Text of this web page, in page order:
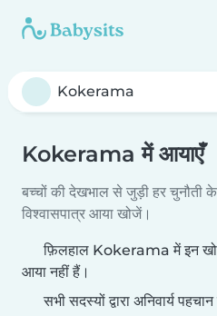
Kokerama में आयाएँ
बच्चों की देखभाल से जुड़ी हर चुनौती
विश्वासपात्र आया खोजें।
फ़िलहाल Kokerama में इन
आया नहीं हैं।
सभी सदस्यों द्वारा अनिवार्य